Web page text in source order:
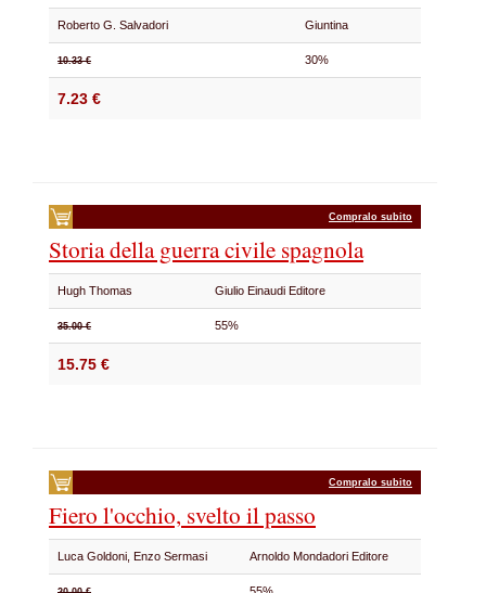
Roberto G. Salvadori Giuntina
10.33 € 30%
7.23 €
Compralo subito
Storia della guerra civile spagnola
Hugh Thomas Giulio Einaudi Editore
35.00 € 55%
15.75 €
Compralo subito
Fiero l'occhio, svelto il passo
Luca Goldoni, Enzo Sermasi Arnoldo Mondadori Editore